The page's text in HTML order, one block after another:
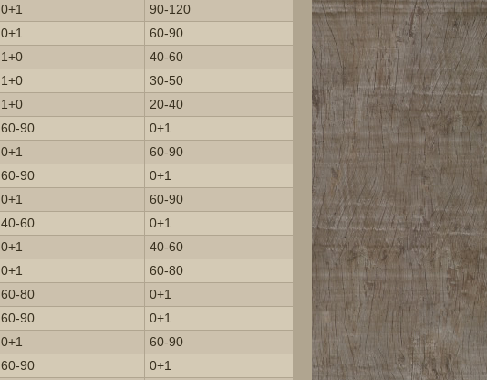
0+1
90-120
0+1
60-90
1+0
40-60
1+0
30-50
1+0
20-40
60-90
0+1
0+1
60-90
60-90
0+1
0+1
60-90
40-60
0+1
0+1
40-60
0+1
60-80
60-80
0+1
60-90
0+1
0+1
60-90
60-90
0+1